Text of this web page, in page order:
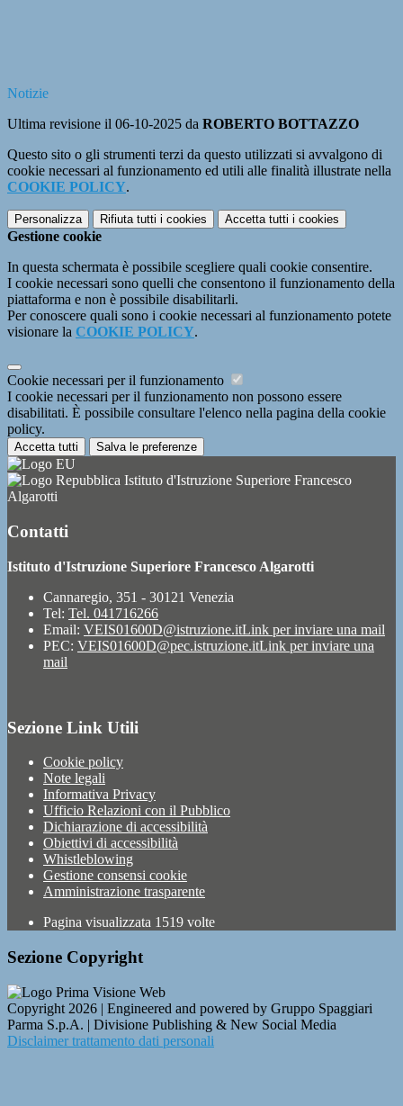
Notizie
Ultima revisione il 06-10-2025 da ROBERTO BOTTAZZO
Questo sito o gli strumenti terzi da questo utilizzati si avvalgono di
cookie necessari al funzionamento ed utili alle finalità illustrate nella
COOKIE POLICY.
Personalizza Rifiuta tutti i cookies Accetta tutti i cookies
Gestione cookie
In questa schermata è possibile scegliere quali cookie consentire.
I cookie necessari sono quelli che consentono il funzionamento della
piattaforma e non è possibile disabilitarli.
Per conoscere quali sono i cookie necessari al funzionamento potete
visionare la COOKIE POLICY.
Cookie necessari per il funzionamento
I cookie necessari per il funzionamento non possono essere
disabilitati. È possibile consultare l'elenco nella pagina della cookie
policy.
Accetta tutti Salva le preferenze
Istituto d'Istruzione Superiore Francesco
Algarotti
Contatti
Istituto d'Istruzione Superiore Francesco Algarotti
Cannaregio, 351 - 30121 Venezia
Tel: Tel. 041716266
Email: VEIS01600D@istruzione.itLink per inviare una mail
PEC: VEIS01600D@pec.istruzione.itLink per inviare una
mail
Sezione Link Utili
Cookie policy
Note legali
Informativa Privacy
Ufficio Relazioni con il Pubblico
Dichiarazione di accessibilità
Obiettivi di accessibilità
Whistleblowing
Gestione consensi cookie
Amministrazione trasparente
Pagina visualizzata 1519 volte
Sezione Copyright
Copyright 2026 | Engineered and powered by Gruppo Spaggiari
Parma S.p.A. | Divisione Publishing & New Social Media
Disclaimer trattamento dati personali